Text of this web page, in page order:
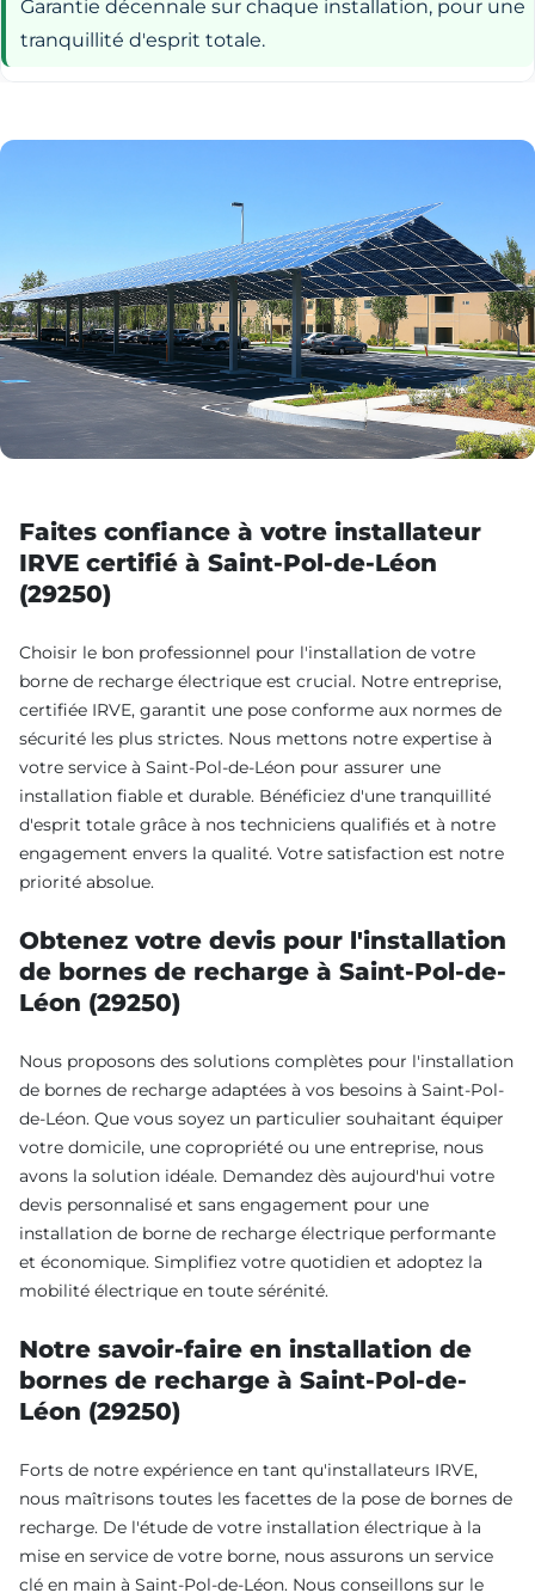
Garantie décennale sur chaque installation, pour une
tranquillité d'esprit totale.
Faites confiance à votre installateur
IRVE certifié à Saint-Pol-de-Léon
(29250)
Choisir le bon professionnel pour l'installation de votre
borne de recharge électrique est crucial. Notre entreprise,
certifiée IRVE, garantit une pose conforme aux normes de
sécurité les plus strictes. Nous mettons notre expertise à
votre service à Saint-Pol-de-Léon pour assurer une
installation fiable et durable. Bénéficiez d'une tranquillité
d'esprit totale grâce à nos techniciens qualifiés et à notre
engagement envers la qualité. Votre satisfaction est notre
priorité absolue.
Obtenez votre devis pour l'installation
de bornes de recharge à Saint-Pol-de-
Léon (29250)
Nous proposons des solutions complètes pour l'installation
de bornes de recharge adaptées à vos besoins à Saint-Pol-
de-Léon. Que vous soyez un particulier souhaitant équiper
votre domicile, une copropriété ou une entreprise, nous
avons la solution idéale. Demandez dès aujourd'hui votre
devis personnalisé et sans engagement pour une
installation de borne de recharge électrique performante
et économique. Simplifiez votre quotidien et adoptez la
mobilité électrique en toute sérénité.
Notre savoir-faire en installation de
bornes de recharge à Saint-Pol-de-
Léon (29250)
Forts de notre expérience en tant qu'installateurs IRVE,
nous maîtrisons toutes les facettes de la pose de bornes de
recharge. De l'étude de votre installation électrique à la
mise en service de votre borne, nous assurons un service
clé en main à Saint-Pol-de-Léon. Nous conseillons sur le